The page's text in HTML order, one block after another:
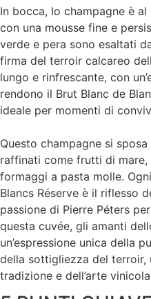
In bocca, lo champagne è
con una mousse fine e
verde e pera sono esaltati
firma del terroir calcareo
lungo e rinfrescante, con
rendono il Brut Blanc de
ideale per momenti di
Questo champagne si
raffinati come frutti di mare,
formaggi a pasta molle.
Blancs Réserve è il riflesso
passione di Pierre Péters
questa cuvée, gli amanti
un’espressione unica della
della sottigliezza del terroir,
tradizione e dell’arte